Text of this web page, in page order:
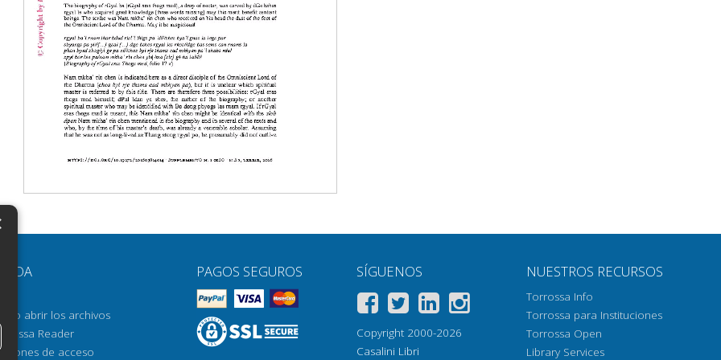
AYUDA
abrir los archivos
Reader
de acceso
PAGOS SEGUROS SÍGUENOS
Copyright 2000-2026
Casalini Libri
NUESTROS RECURSOS
Torrossa Info
Torrossa para Instituciones
Torrossa Open
Library Services